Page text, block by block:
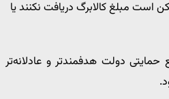
است مبلغ کالابرگ دریافت نکنند یا
دولت هدفمندتر و عادلانه‌تر